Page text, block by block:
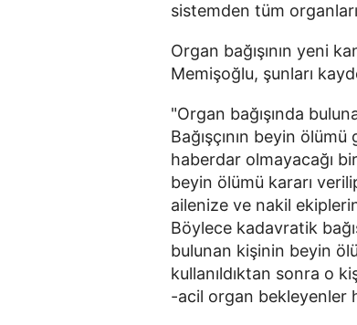
sistemden tüm
Organ bağışının yeni
Memişoğlu, şunları
"Organ bağışında
Bağışçının beyin
haberdar olmayacağı
beyin ölümü kararı
ailenize ve nakil
Böylece kadavratik
bulunan kişinin beyin
kullanıldıktan sonra o
-acil organ bekleyenler